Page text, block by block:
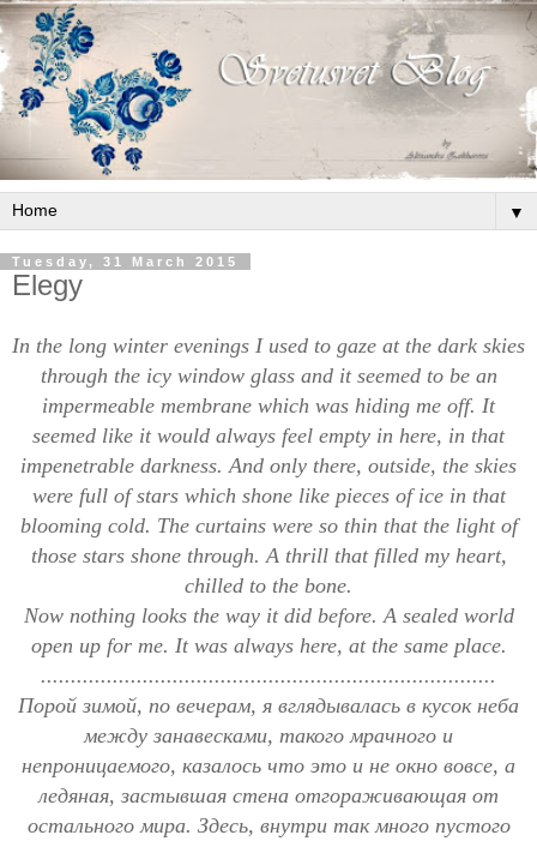
▼
Tuesday, 31 March 2015
Elegy
In the long winter evenings I used to gaze at the dark skies
through the icy window glass and it seemed to be an
impermeable membrane which was hiding me off. It
seemed like it would always feel empty in here, in that
impenetrable darkness. And only there, outside, the skies
were full of stars which shone like pieces of ice in that
blooming cold. The curtains were so thin that the light of
those stars shone through. A thrill that filled my heart,
chilled to the bone.
Now nothing looks the way it did before. A sealed world
open up for me. It was always here, at the same place.
............................................................................
Порой зимой, по вечерам, я вглядывалась в кусок неба
между занавесками, такого мрачного и
непроницаемого, казалось что это и не окно вовсе, а
ледяная, застывшая стена отгораживающая от
остального мира. Здесь, внутри так много пустого